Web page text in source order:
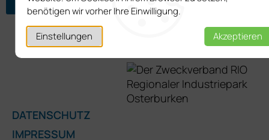
benötigen wir vorher Ihre Einwilligung.
Einstellungen
Akzeptieren
ZURÜCK ZUR ÜBERSICHT
DATENSCHUTZ
IMPRESSUM